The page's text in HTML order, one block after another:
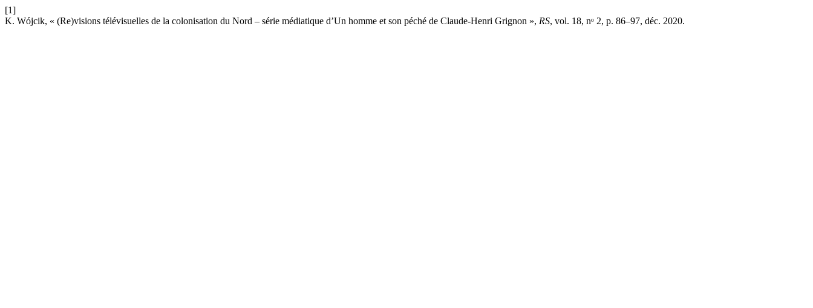
[1]
K. Wójcik, « (Re)visions télévisuelles de la colonisation du Nord – série médiatique d’Un homme et son péché de Claude-Henri Grignon », RS, vol. 18, nᵒ 2, p. 86–97, déc. 2020.